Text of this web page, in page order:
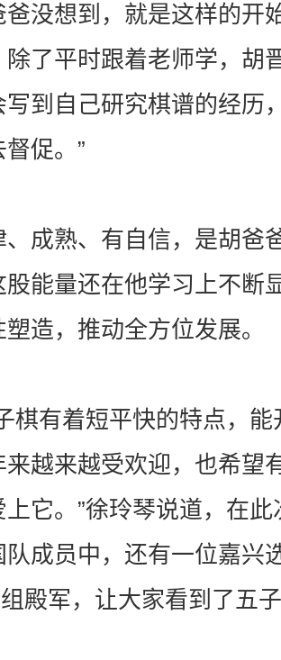
想到，就是这样的开
除了平时跟着老师学，胡
写到自己研究棋谱的经历
促。”
熟、有自信，是胡爸
股能量还在他学习上不断
造，推动全方位发展。
有着短平快的特点，能
来越来越受欢迎，也希望
上它。”徐玲琴说道，在
队成员中，还有一位嘉兴
殿军，让大家看到了五
。